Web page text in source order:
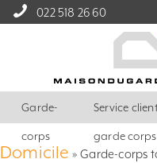
022 518 26 60
Garde-
corps
Service
garde corps
Domicile »Garde-corps